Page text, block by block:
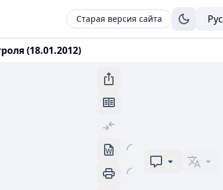
Старая версия сайта
(18.01.2012)